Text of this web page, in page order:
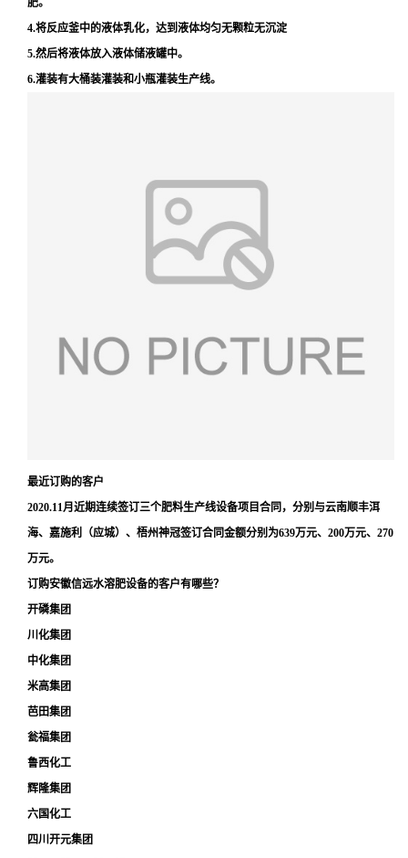
肥。
4.将反应釜中的液体乳化，达到液体均匀无颗粒无沉淀
5.然后将液体放入液体储液罐中。
6.灌装有大桶装灌装和小瓶灌装生产线。
最近订购的客户
2020.11月近期连续签订三个肥料生产线设备项目合同，分别与云南顺丰洱
海、嘉施利（应城）、梧州神冠签订合同金额分别为639万元、200万元、270
万元。
订购安徽信远水溶肥设备的客户有哪些？
开磷集团
川化集团
中化集团
米高集团
芭田集团
瓮福集团
鲁西化工
辉隆集团
六国化工
四川开元集团